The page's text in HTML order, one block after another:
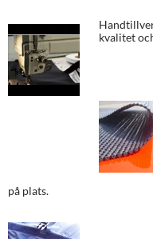
kvalitet
på plats.